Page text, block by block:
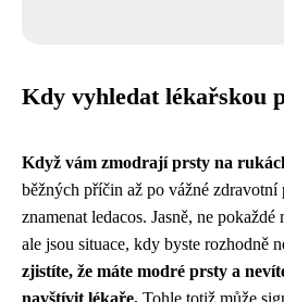
Kdy vyhledat lékařskou
Když vám zmodrají prsty na
běžných příčin až po vážné
znamenat ledacos. Jasně, ne
ale jsou situace, kdy byste rozhodně
zjistíte, že máte modré prsty a